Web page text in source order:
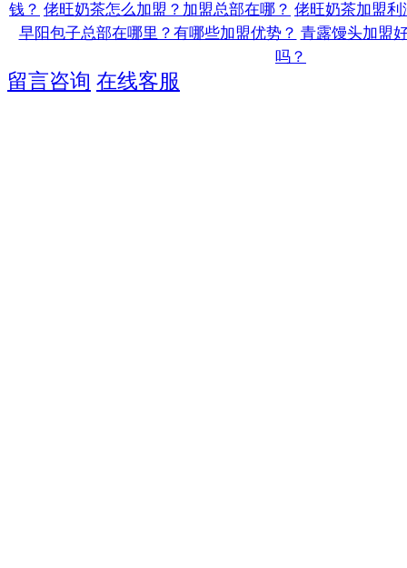
钱？ 佬旺奶茶怎么加盟？加盟总部在哪？ 佬旺奶茶加盟
早阳包子总部在哪里？有哪些加盟优势？ 青露馒头加盟
吗？
留言咨询 在线客服